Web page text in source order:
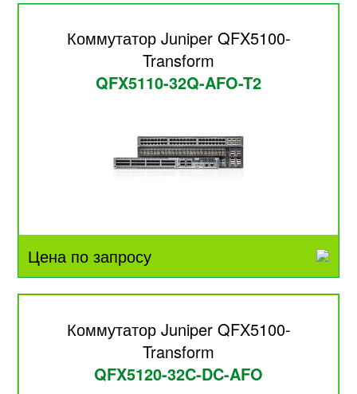
Коммутатор Juniper QFX5100-
Transform
QFX5110-32Q-AFO-T2
Цена по запросу
Коммутатор Juniper QFX5100-
Transform
QFX5120-32C-DC-AFO